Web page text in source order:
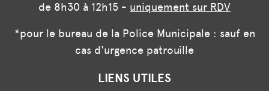
de 8h30 à 12h15 - uniquement sur RDV
*pour le bureau de la Police Municipale : sauf en
cas d'urgence patrouille
LIENS UTILES